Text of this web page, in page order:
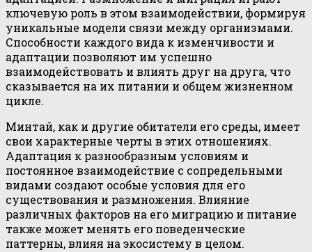
ключевую роль в этом взаимодействии, формируя
уникальные модели связи между организмами.
Способности каждого вида к изменчивости и
адаптации позволяют им успешно
взаимодействовать и влиять друг на друга, что
сказывается на их питании и общем жизненном
цикле.
Минтай, как и другие обитатели его среды, имеет
свои характерные черты в этих отношениях.
Адаптация к разнообразным условиям и
постоянное взаимодействие с сопредельными
видами создают особые условия для его
существования и размножения. Влияние
различных факторов на его миграцию и питание
также может менять его поведенческие
паттерны, влияя на экосистему в целом.